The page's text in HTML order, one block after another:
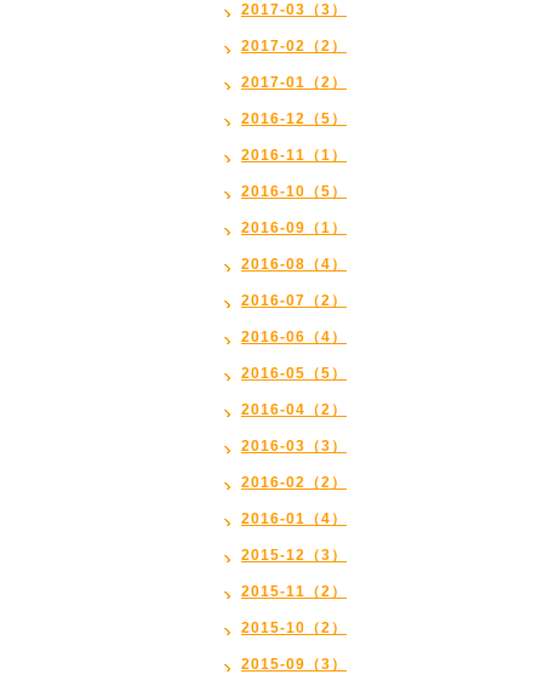
2017-03（3）
2017-02（2）
2017-01（2）
2016-12（5）
2016-11（1）
2016-10（5）
2016-09（1）
2016-08（4）
2016-07（2）
2016-06（4）
2016-05（5）
2016-04（2）
2016-03（3）
2016-02（2）
2016-01（4）
2015-12（3）
2015-11（2）
2015-10（2）
2015-09（3）